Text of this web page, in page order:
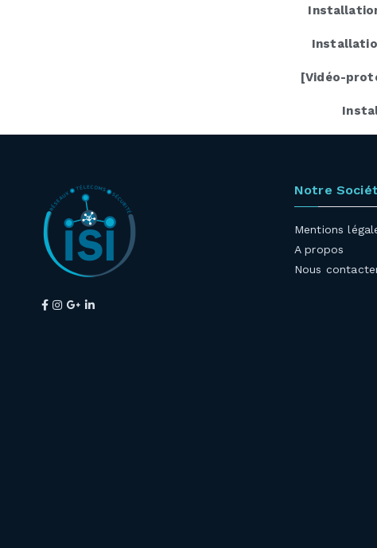
[Vidéo-
Notre
Mentions
A propos
Nous